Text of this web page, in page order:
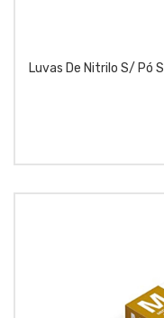
Luvas De Nitrilo S/ Pó